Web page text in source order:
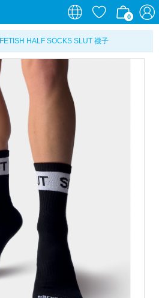
0
0
FETISH HALF SOCKS SLUT 襪子